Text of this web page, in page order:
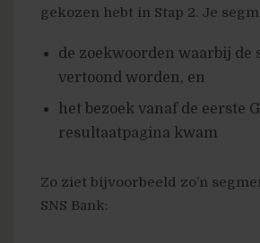
gekozen hebt in Stap 2. Je
de zoekwoorden waarbij de
vertoond worden, en
het bezoek vanaf de eerste
resultaatpagina kwam
Zo ziet bijvoorbeeld zo’n
SNS Bank: